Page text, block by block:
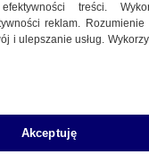
treści.
reklam.
i ulepszanie usług.
Akceptuję